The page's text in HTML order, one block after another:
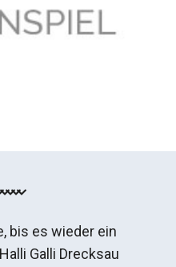
bis es wieder ein
Galli Drecksau